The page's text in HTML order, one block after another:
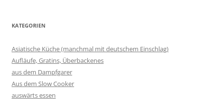
KATEGORIEN
Asiatische Küche (manchmal mit deutschem Einschlag)
Aufläufe, Gratins, Überbackenes
aus dem Dampfgarer
Aus dem Slow Cooker
auswärts essen